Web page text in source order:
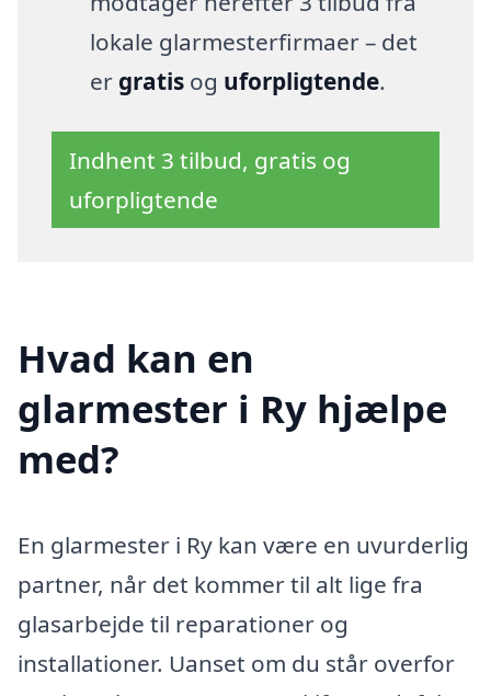
lokale glarmesterfirmaer – det
er gratisog uforpligtende.
Indhent 3 tilbud, gratis og
uforpligtende
Hvad kan en
glarmester i Ry hjælpe
med?
En glarmester i Ry kan være en uvurderlig
partner, når det kommer til alt lige fra
glasarbejde til reparationer og
installationer. Uanset om du står overfor